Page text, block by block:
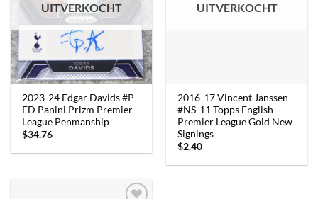
UITVERKOCHT
2023-24 Edgar Davids #P-
ED Panini Prizm Premier
League Penmanship
$34.76
UITVERKOCHT
2016-17 Vincent Janssen
#NS-11 Topps English
Premier League Gold New
Signings
$2.40